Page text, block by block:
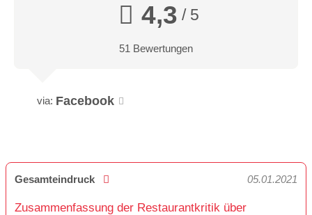
4,3 / 5
51 Bewertungen
via: Facebook
Gesamteindruck 05.01.2021
Zusammenfassung der Restaurantkritik über